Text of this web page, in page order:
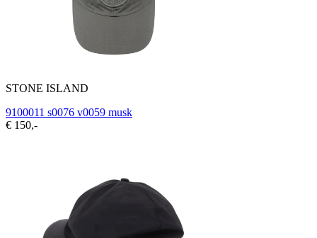
STONE ISLAND
9100011 s0076 v0059 musk
€ 150,-